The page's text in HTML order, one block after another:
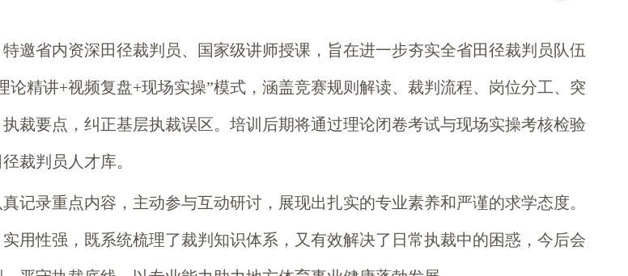
邀省内资深田径裁判员、国家级讲师授课，旨在进一步夯实全省田径裁判员队伍
精讲+视频复盘+现场实操”模式，涵盖竞赛规则解读、裁判流程、岗位分工、突
裁要点，纠正基层执裁误区。培训后期将通过理论闭卷考试与现场实操考核检验
裁判员人才库。
记录重点内容，主动参与互动研讨，展现出扎实的专业素养和严谨的求学态度。
用性强，既系统梳理了裁判知识体系，又有效解决了日常执裁中的困惑，今后会